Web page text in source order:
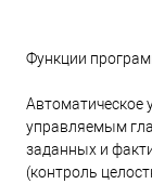
Функции
Автоматическое
управляемым
заданных и
(контроль